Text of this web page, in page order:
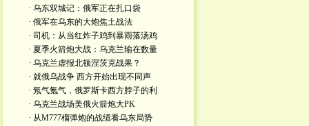
· 乌东双城记：俄军正在扎口袋
· 俄军在乌东的大炮焦土战法
· 司机：从当红炸子鸡到暴雨落汤鸡
· 夏季火箭炮大战：乌克兰输在数量
· 乌克兰虚报北顿涅茨克战果？
· 就俄乌战争 西方开始出现不同声
· 氖气氪气，俄罗斯卡西方脖子的利
· 乌克兰战场美俄火箭炮大PK
· 从M777榴弹炮的战绩看乌东局势